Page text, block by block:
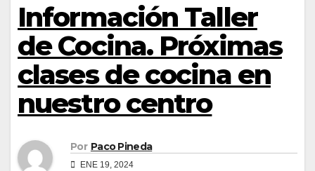
Información Taller
de Cocina. Próximas
clases de cocina en
nuestro centro
Por Paco Pineda
ENE 19, 2024